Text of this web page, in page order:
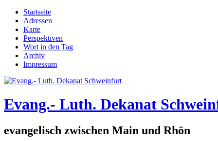
Direkt zum Inhalt
Hauptmenü
Startseite
Adressen
Karte
Perspektiven
Wort in den Tag
Archiv
Impressum
Evang.- Luth. Dekanat
evangelisch zwischen Main und Rhön